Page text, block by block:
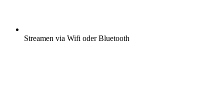
Streamen via Wifi oder Bluetooth